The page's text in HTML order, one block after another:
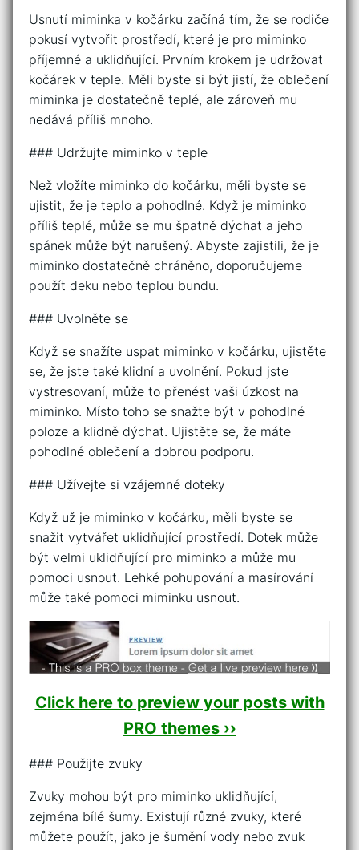
Usnutí miminka v kočárku začíná tím, že se rodiče
pokusí vytvořit prostředí, které je pro miminko
příjemné a uklidňující. Prvním krokem je udržovat
kočárek v teple. Měli byste si být jistí, že oblečení
miminka je dostatečně teplé, ale zároveň mu
nedává příliš mnoho.
### Udržujte miminko v teple
Než vložíte miminko do kočárku, měli byste se
ujistit, že je teplo a pohodlné. Když je miminko
příliš teplé, může se mu špatně dýchat a jeho
spánek může být narušený. Abyste zajistili, že je
miminko dostatečně chráněno, doporučujeme
použít deku nebo teplou bundu.
### Uvolněte se
Když se snažíte uspat miminko v kočárku, ujistěte
se, že jste také klidní a uvolnění. Pokud jste
vystresovaní, může to přenést vaši úzkost na
miminko. Místo toho se snažte být v pohodlné
poloze a klidně dýchat. Ujistěte se, že máte
pohodlné oblečení a dobrou podporu.
### Užívejte si vzájemné doteky
Když už je miminko v kočárku, měli byste se
snažit vytvářet uklidňující prostředí. Dotek může
být velmi uklidňující pro miminko a může mu
pomoci usnout. Lehké pohupování a masírování
může také pomoci miminku usnout.
Click here to preview your posts with
PRO themes ››
### Použijte zvuky
Zvuky mohou být pro miminko uklidňující,
zejména bílé šumy. Existují různé zvuky, které
můžete použít, jako je šumění vody nebo zvuk